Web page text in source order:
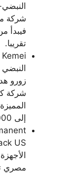
شركة
تقريبا.
زورو
شركة
إلى 6000 جنيه.
مصري